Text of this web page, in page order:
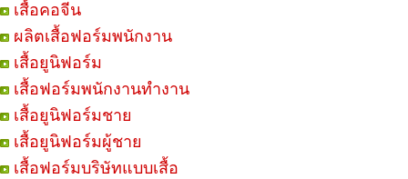
เสื้อคอจีน
ผลิตเสื้อฟอร์มพนักงาน
เสื้อยูนิฟอร์ม
เสื้อฟอร์มพนักงานทำงาน
เสื้อยูนิฟอร์มชาย
เสื้อยูนิฟอร์มผู้ชาย
เสื้อฟอร์มบริษัทแบบเสื้อ